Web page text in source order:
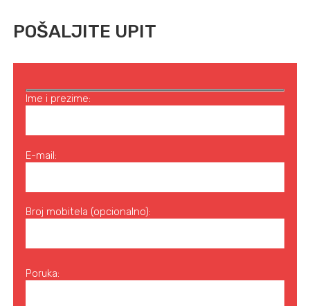
POŠALJITE UPIT
Ime i prezime:
E-mail:
Broj mobitela (opcionalno):
Poruka: